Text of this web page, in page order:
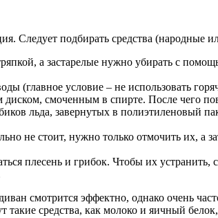
Следует подбирать средства (народные
а застарелые нужно убирать с
(главное условие – не использовать
смоченным в спирте. После чего
льда, завернутых в полиэтиленовый
не стоит, нужно только отмочить их, а
плесень и грибок. Чтобы их
смотрится эффектно, однако очень
такие средства, как молоко и яичный